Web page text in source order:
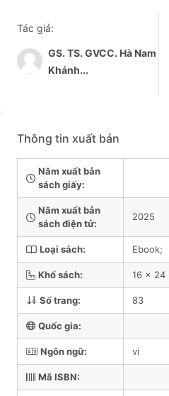
Tác giả:
GS. TS. GVCC. Hà Nam
Khánh...
Thông tin xuất bản
Năm xuất bản
sách giấy:
Năm xuất bản
sách điện tử:
2025
Loại sách: Ebook;
Khổ sách: 16 x 24
Số trang: 83
Quốc gia:
Ngôn ngữ: vi
Mã ISBN: